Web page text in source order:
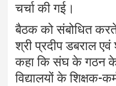
चर्चा की गई।
बैठक को संबोधित
श्री प्रदीप डबराल
कहा कि संघ के गठन
विद्यालयों के शिक्षक-